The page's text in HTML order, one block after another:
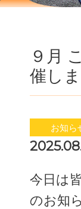
９月
催しま
お知ら
今日は
のお知